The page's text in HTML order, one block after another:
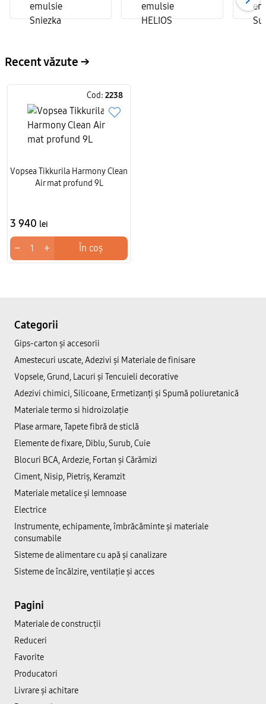
Recent văzute →
Cod: 2238
Vopsea Tikkurila Harmony Clean
Air mat profund 9L
3 940 lei
− + În coș
Categorii
Gips-carton și accesorii
Amestecuri uscate, Adezivi şi Materiale de finisare
Vopsele, Grund, Lacuri și Tencuieli decorative
Adezivi chimici, Silicoane, Ermetizanți și Spumă poliuretanică
Materiale termo si hidroizolație
Plase armare, Tapete fibră de sticlă
Elemente de fixare, Diblu, Surub, Cuie
Blocuri BCA, Ardezie, Fortan și Cărămizi
Ciment, Nisip, Pietriș, Keramzit
Materiale metalice și lemnoase
Electrice
Instrumente, echipamente, îmbrăcăminte și materiale
consumabile
Sisteme de alimentare cu apă și canalizare
Sisteme de încălzire, ventilație și acces
Pagini
Materiale de construcții
Reduceri
Favorite
Producatori
Livrare și achitare